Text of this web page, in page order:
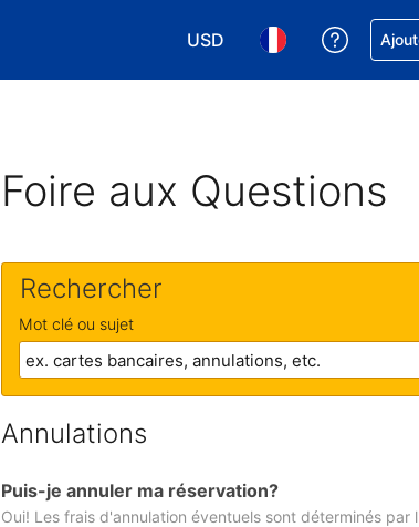
USD
Choisissez votre devise.
Choisissez votre
Foire aux Questions
Rechercher
Mot clé ou sujet
Annulations
Puis-je annuler ma réservation?
Oui! Les frais d'annulation éventuels sont déterminés